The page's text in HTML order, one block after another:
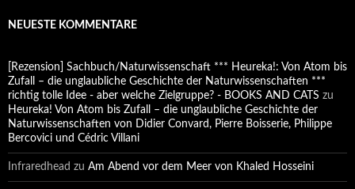
NEUESTE KOMMENTARE
[Rezension] Sachbuch/Naturwissenschaft *** Heureka!: Von Atom bis
Zufall – die unglaubliche Geschichte der Naturwissenschaften ***
richtig tolle Idee - aber welche Zielgruppe? - BOOKS AND CATS zu
Heureka! Von Atom bis Zufall – die unglaubliche Geschichte der
Naturwissenschaften von Didier Convard, Pierre Boisserie, Philippe
Bercovici und Cédric Villani
Infraredhead zu Am Abend vor dem Meer von Khaled Hosseini